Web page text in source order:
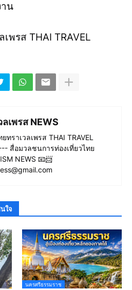
าน
พรส THAI TRAVEL
เพรส NEWS
ทราเวลเพรส THAI TRAVEL
สื่อมวลชนการท่องเที่ยวไทย
NEWS 📧📨
ใจ
นครศรีธรรมราช